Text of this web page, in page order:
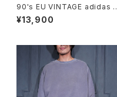
90's EU VINTAGE adidas L
OGO EMBROIDERY FADED
DESIGN SWEAT SHIRT MA
ードデザインスウェット
¥13,900